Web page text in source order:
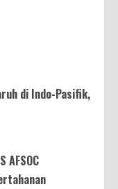
di Indo-Pasifik,
AFSOC